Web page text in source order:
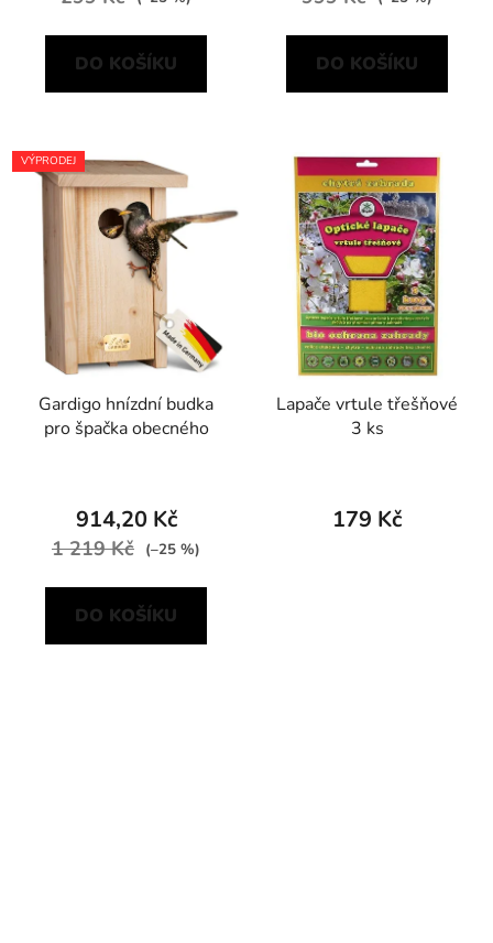
DO KOŠÍKU DO KOŠÍKU
VÝPRODEJ
Gardigo hnízdní budka
pro špačka obecného
914,20 Kč
1 219 Kč (–25 %)
DO KOŠÍKU
Lapače vrtule třešňové
3 ks
179 Kč